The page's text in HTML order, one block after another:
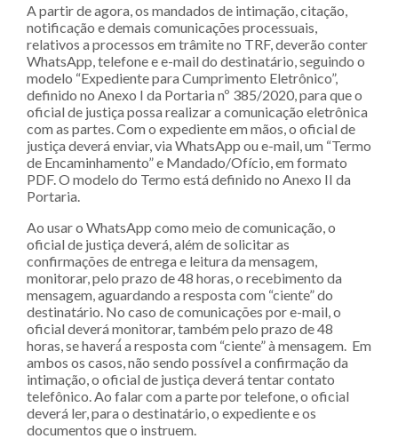
A partir de agora, os mandados de intimação, citação,
notificação e demais comunicações processuais,
relativos a processos em trâmite no TRF, deverão conter
WhatsApp, telefone e e-mail do destinatário, seguindo o
modelo “Expediente para Cumprimento Eletrônico”,
definido no Anexo I da Portaria nº 385/2020, para que o
oficial de justiça possa realizar a comunicação eletrônica
com as partes. Com o expediente em mãos, o oficial de
justiça deverá enviar, via WhatsApp ou e-mail, um “Termo
de Encaminhamento” e Mandado/Ofício, em formato
PDF. O modelo do Termo está definido no Anexo II da
Portaria.
Ao usar o WhatsApp como meio de comunicação, o
oficial de justiça deverá, além de solicitar as
confirmações de entrega e leitura da mensagem,
monitorar, pelo prazo de 48 horas, o recebimento da
mensagem, aguardando a resposta com “ciente” do
destinatário. No caso de comunicações por e-mail, o
oficial deverá monitorar, também pelo prazo de 48
horas, se haverá́ a resposta com “ciente” à mensagem. Em
ambos os casos, não sendo possível a confirmação da
intimação, o oficial de justiça deverá tentar contato
telefônico. Ao falar com a parte por telefone, o oficial
deverá ler, para o destinatário, o expediente e os
documentos que o instruem.